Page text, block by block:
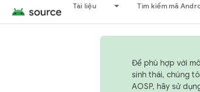
Tài liệu Tìm kiếm mã
Để phù hợp với
sinh thái, chúng
AOSP, hãy sử